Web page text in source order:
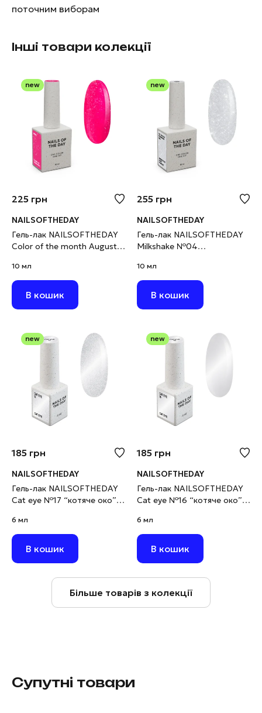
поточним виборам
Інші товари колекції
new
225 грн
NAILSOFTHEDAY
Гель-лак NAILSOFTHEDAY
Color of the month August
поталлю та шимером, 10
мл
10 мл
В кошик
new
255 грн
NAILSOFTHEDAY
Гель-лак NAILSOFTHEDAY
Milkshake №04
10 мл
10 мл
В кошик
new
185 грн
NAILSOFTHEDAY
Гель-лак NAILSOFTHEDAY
Cat eye №17 “котяче око”
6 мл
6 мл
В кошик
new
185 грн
NAILSOFTHEDAY
Гель-лак NAILSOFTHEDAY
Cat eye №16 “котяче око”
6 мл
6 мл
В кошик
Більше товарів з колекції
Супутні товари